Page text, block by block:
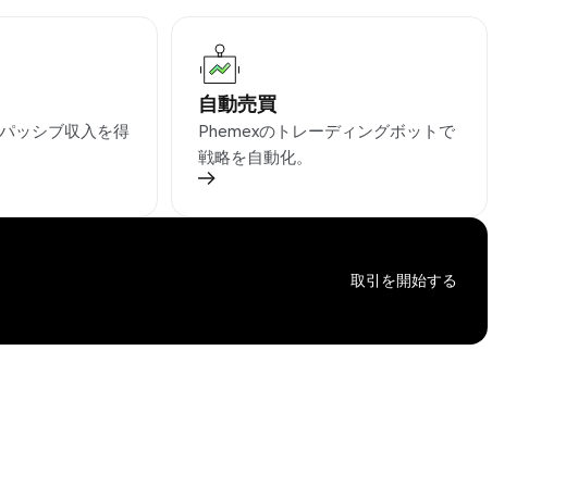
ッシブ収入を得
自動売買
Phemexのトレーディングボットで
戦略を自動化。
取引を開始する